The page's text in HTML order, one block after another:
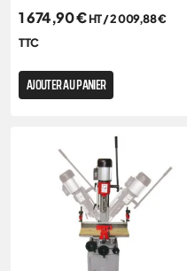
1 674,90€HT /2 009,88€
TTC
AJOUTER AU PANIER